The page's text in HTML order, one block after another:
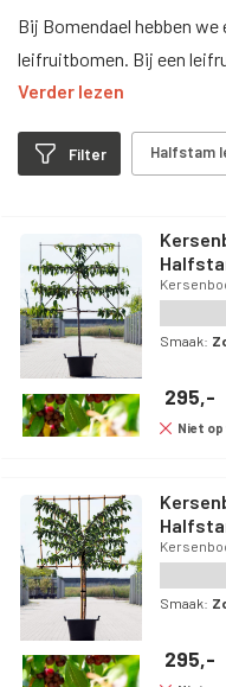
Bij Bomendael hebben
leifruitbomen. Bij een
boom waar op zekere
leifruitbomen waar het
Verder lezen
Filter Halfstam
Kersenboom -
Smaak:
295,-
Niet
Kersenboom -
Smaak:
295,-